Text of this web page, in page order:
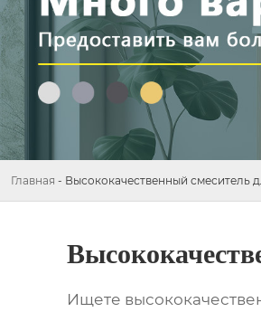
Главная - Высококачественный смеситель
Ищете